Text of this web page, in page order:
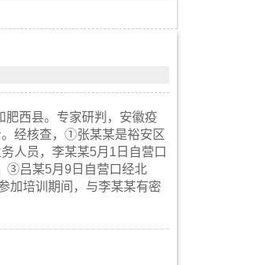
肥西县。专家研判，安徽疫
经核查，①张某某是裕安区
人员，李某某5月1日自营口
③吕某5月9日自营口经北
加培训期间，与李某某有密